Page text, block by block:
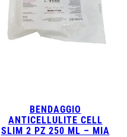
BENDAGGIO
ANTICELLULITE CELL
SLIM 2 PZ 250 ML – MIA